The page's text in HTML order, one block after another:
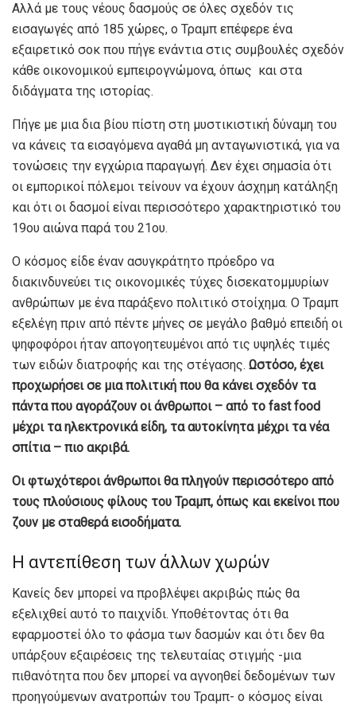
Αλλά με τους νέους δασμούς σε όλες σχεδόν τις
εισαγωγές από 185 χώρες, ο Τραμπ επέφερε ένα
εξαιρετικό σοκ που πήγε ενάντια στις συμβουλές σχεδόν
κάθε οικονομικού εμπειρογνώμονα, όπως και στα
διδάγματα της ιστορίας.
Πήγε με μια δια βίου πίστη στη μυστικιστική δύναμη του
να κάνεις τα εισαγόμενα αγαθά μη ανταγωνιστικά, για να
τονώσεις την εγχώρια παραγωγή. Δεν έχει σημασία ότι
οι εμπορικοί πόλεμοι τείνουν να έχουν άσχημη κατάληξη
και ότι οι δασμοί είναι περισσότερο χαρακτηριστικό του
19ου αιώνα παρά του 21ου.
Ο κόσμος είδε έναν ασυγκράτητο πρόεδρο να
διακινδυνεύει τις οικονομικές τύχες δισεκατομμυρίων
ανθρώπων με ένα παράξενο πολιτικό στοίχημα. Ο Τραμπ
εξελέγη πριν από πέντε μήνες σε μεγάλο βαθμό επειδή οι
ψηφοφόροι ήταν απογοητευμένοι από τις υψηλές τιμές
των ειδών διατροφής και της στέγασης. Ωστόσο, έχει
προχωρήσει σε μια πολιτική που θα κάνει σχεδόν τα
πάντα που αγοράζουν οι άνθρωποι – από το fast food
μέχρι τα ηλεκτρονικά είδη, τα αυτοκίνητα μέχρι τα νέα
σπίτια – πιο ακριβά.
Οι φτωχότεροι άνθρωποι θα πληγούν περισσότερο από
τους πλούσιους φίλους του Τραμπ, όπως και εκείνοι που
ζουν με σταθερά εισοδήματα.
Η αντεπίθεση των άλλων χωρών
Κανείς δεν μπορεί να προβλέψει ακριβώς πώς θα
εξελιχθεί αυτό το παιχνίδι. Υποθέτοντας ότι θα
εφαρμοστεί όλο το φάσμα των δασμών και ότι δεν θα
υπάρξουν εξαιρέσεις της τελευταίας στιγμής -μια
πιθανότητα που δεν μπορεί να αγνοηθεί δεδομένων των
προηγούμενων ανατροπών του Τραμπ- ο κόσμος είναι